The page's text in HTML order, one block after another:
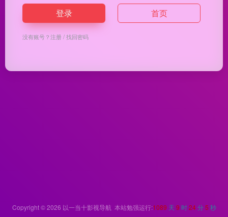
登录 首页
没有账号？注册/找回密码
Copyright © 2026 以一当十影视导航 本站勉强运行:1089 天 9 时24分5 秒